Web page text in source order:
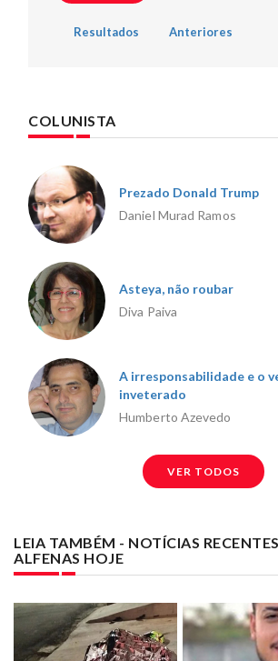
Resultados Anteriores
COLUNISTA
Prezado Donald Trump
Daniel Murad Ramos
Asteya, não roubar
Diva Paiva
A irresponsabilidade e o
inveterado
Humberto Azevedo
VER TODOS
LEIA TAMBÉM - NOTÍCIAS
ALFENAS HOJE